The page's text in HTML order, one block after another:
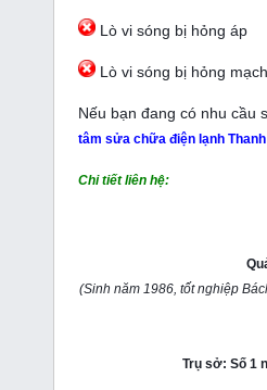
Lò vi sóng bị hỏng áp
Lò vi sóng bị hỏng
Nếu bạn đang có nhu cầu
tâm sửa chữa điện lạnh
Chi tiết liên hệ:
(Sinh năm 1986, tốt nghiệp
Trụ sở: Số 1